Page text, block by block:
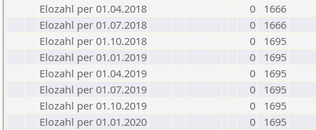
Elozahl per 01.04.2018
0
1666
Elozahl per 01.07.2018
0
1666
Elozahl per 01.10.2018
0
1695
Elozahl per 01.01.2019
0
1695
Elozahl per 01.04.2019
0
1695
Elozahl per 01.07.2019
0
1695
Elozahl per 01.10.2019
0
1695
Elozahl per 01.01.2020
0
1695